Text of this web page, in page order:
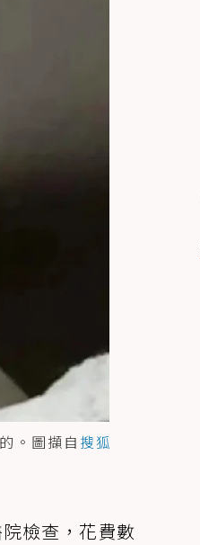
。圖擷自 搜狐
檢查，花費數